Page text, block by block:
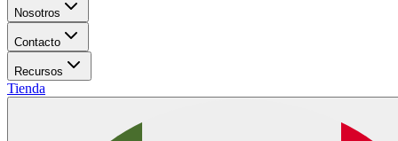
Nosotros
Contacto
Recursos
Tienda